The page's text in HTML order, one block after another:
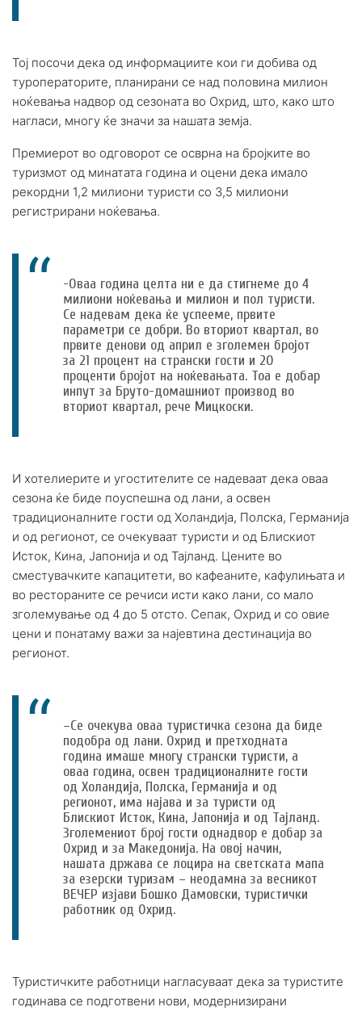
Тој посочи дека од информациите кои ги добива од
туроператорите, планирани се над половина милион
ноќевања надвор од сезоната во Охрид, што, како што
нагласи, многу ќе значи за нашата земја.
Премиерот во одговорот се осврна на бројките во
туризмот од минатата година и оцени дека имало
рекордни 1,2 милиони туристи со 3,5 милиони
регистрирани ноќевања.
-Оваа година целта ни е да стигнеме до 4
милиони ноќевања и милион и пол туристи.
Се надевам дека ќе успееме, првите
параметри се добри. Во вториот квартал, во
првите денови од април е зголемен бројот
за 21 процент на странски гости и 20
проценти бројот на ноќевањата. Тоа е добар
инпут за Бруто-домашниот производ во
вториот квартал, рече Мицкоски.
И хотелиерите и угостителите се надеваат дека оваа
сезона ќе биде поуспешна од лани, а освен
традиционалните гости од Холандија, Полска, Германија
и од регионот, се очекуваат туристи и од Блискиот
Исток, Кина, Јапонија и од Тајланд. Цените во
сместувачките капацитети, во кафеаните, кафулињата и
во рестораните се речиси исти како лани, со мало
зголемување од 4 до 5 отсто. Сепак, Охрид и со овие
цени и понатаму важи за најевтина дестинација во
регионот.
–Се очекува оваа туристичка сезона да биде
подобра од лани. Охрид и претходната
година имаше многу странски туристи, а
оваа година, освен традиционалните гости
од Холандија, Полска, Германија и од
регионот, има најава и за туристи од
Блискиот Исток, Кина, Јапонија и од Тајланд.
Зголемениот број гости однадвор е добар за
Охрид и за Македонија. На овој начин,
нашата држава се лоцира на светската мапа
за езерски туризам – неодамна за весникот
ВЕЧЕР изјави Бошко Дамовски, туристички
работник од Охрид.
Туристичките работници нагласуваат дека за туристите
годинава се подготвени нови, модернизирани